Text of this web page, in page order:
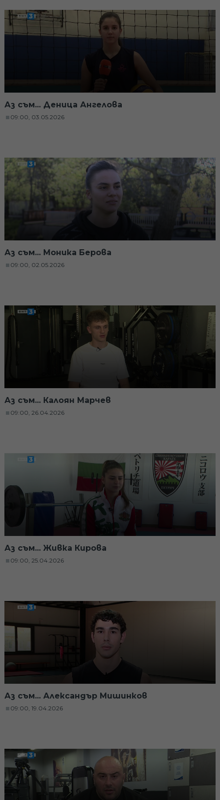
Аз съм... Деница Ангелова
09:00, 03.05.2026
Аз съм... Моника Берова
09:00, 02.05.2026
Аз съм... Калоян Марчев
09:00, 26.04.2026
Аз съм... Живка Кирова
09:00, 25.04.2026
Аз съм... Александър Мишинков
09:00, 19.04.2026